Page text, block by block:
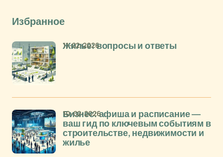
Избранное
Жилье: вопросы и ответы
11-02-2026
Бизнес: афиша и расписание —
ваш гид по ключевым событиям в
строительстве, недвижимости и
жилье
10-02-2026